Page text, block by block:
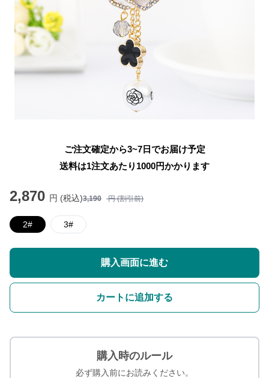
ご注文確定から3~7日でお届け予定
送料は1注文あたり 1000円かかります
2,870 円 (税込)3,190 円 (割引前)
2# 3#
購入画面に進む
カートに追加する
購入時のルール
必ず購入前にお読みください。